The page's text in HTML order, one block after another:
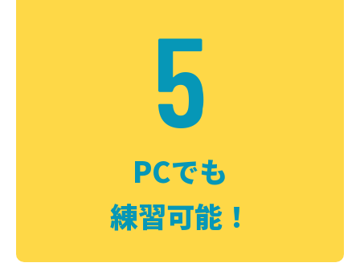
5
PCでも
練習可能！